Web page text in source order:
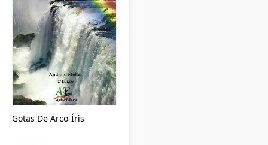
Gotas De Arco-Íris